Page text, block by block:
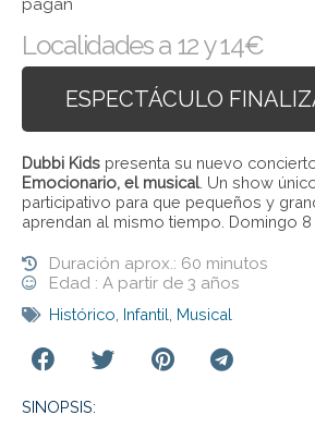
pagan
Localidades a 12 y 14€
ESPECTÁCULO
Dubbi Kids presenta su nuevo
Emocionario, el musical. Un show
participativo para que pequeños y
aprendan al mismo tiempo. Domingo
Duración aprox.: 60 minutos
Edad : A partir de 3 años
Histórico Infantil Musical
SINOPSIS: